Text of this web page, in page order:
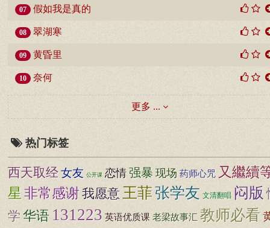
07 假如我是真的
08 翠湖寒
09 黄昏里
10 奈何
更多 ...
热门标签
西天取经女友 公开课 恋情 强暴 现场 药师心咒 又繼續
星 非常感谢我愿意 王菲张学友 文清翻唱 闷版
学华语 131223 英语优质课 老梁故事汇 教师必看